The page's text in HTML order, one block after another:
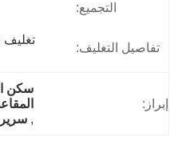
التجميع:
تفاصيل التغليف:
إبراز:
المقاعد
, سرير